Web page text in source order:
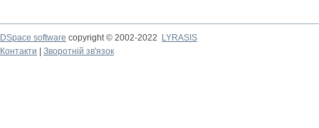
DSpace software copyright © 2002-2022
LYRASIS
Контакти
Зворотній зв'язок